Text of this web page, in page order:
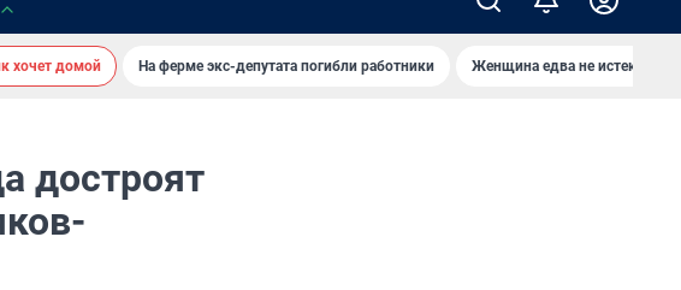
хочет домой На ферме экс-депутата погибли работники Женщина едва не истекла
достроят